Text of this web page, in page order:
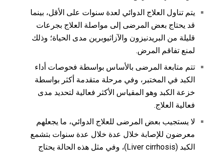
يتم تناول العلاج الدوائي لعدة سنوات على الأقل، بينما
قد يحتاج بعض المرضى إلى مواصلة العلاج بجرعات
قليلة من البريدنيزون والآزاثيوبرين مدى الحياة؛ وذلك
لمنع تفاقم المرض.
تتم متابعة المرضى بالأساس بواسطة فحوصات أداء
الكبد في المختبر، وفي مرحلة متقدمة أكثر بواسطة
خزعة الكبد وهو المقياس الأكثر فعالية لتحديد مدى
فعالية العلاج.
لا يستجيب بعض المرضى للعلاج الدوائي، ما يجعلهم
معرضون للإصابة خلال عدة خلال عدة سنوات بتشمع
الكبد (Liver cirrhosis)، وفي مثل هذه الحالة يحتاج